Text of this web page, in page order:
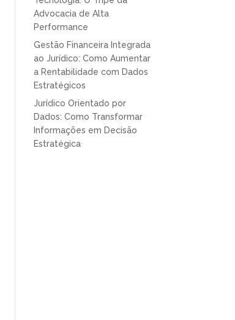
Advocacia de Alta
Performance
Gestão Financeira Integrada
ao Jurídico: Como Aumentar
a Rentabilidade com Dados
Estratégicos
Jurídico Orientado por
Dados: Como Transformar
Informações em Decisão
Estratégica